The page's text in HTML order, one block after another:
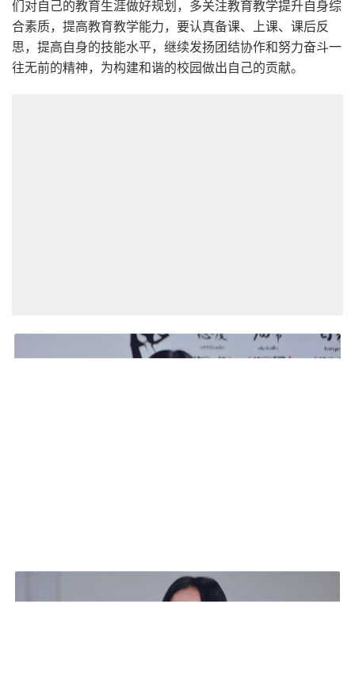
们对自己的教育生涯做好规划，多关注教育教学提升自身综
合素质，提高教育教学能力，要认真备课、上课、课后反
思，提高自身的技能水平，继续发扬团结协作和努力奋斗一
往无前的精神，为构建和谐的校园做出自己的贡献。